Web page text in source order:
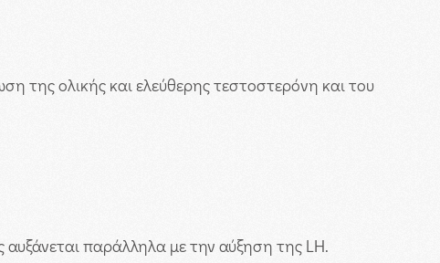
της ολικής και ελεύθερης τεστοστερόνη και του
παράλληλα με την αύξηση της LH.